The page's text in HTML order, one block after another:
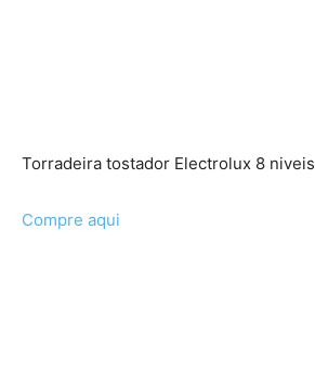
Torradeira tostador Electrolux 8 niveis
Compre aqui